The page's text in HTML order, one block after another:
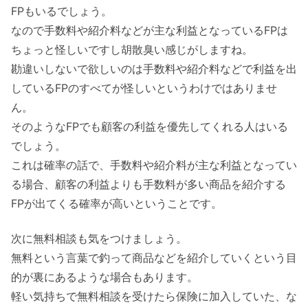
FPもいるでしょう。
なので手数料や紹介料などが主な利益となっているFPは
ちょっと怪しいですし胡散臭い感じがしますね。
勘違いしないで欲しいのは手数料や紹介料などで利益を出
しているFPのすべてが怪しいというわけではありませ
ん。
そのようなFPでも顧客の利益を優先してくれる人はいる
でしょう。
これは確率の話で、手数料や紹介料が主な利益となってい
る場合、顧客の利益よりも手数料が多い商品を紹介する
FPが出てくる確率が高いということです。
次に無料相談も気をつけましょう。
無料という言葉で釣って商品などを紹介していくという目
的が裏にあるような場合もあります。
軽い気持ちで無料相談を受けたら保険に加入していた、な